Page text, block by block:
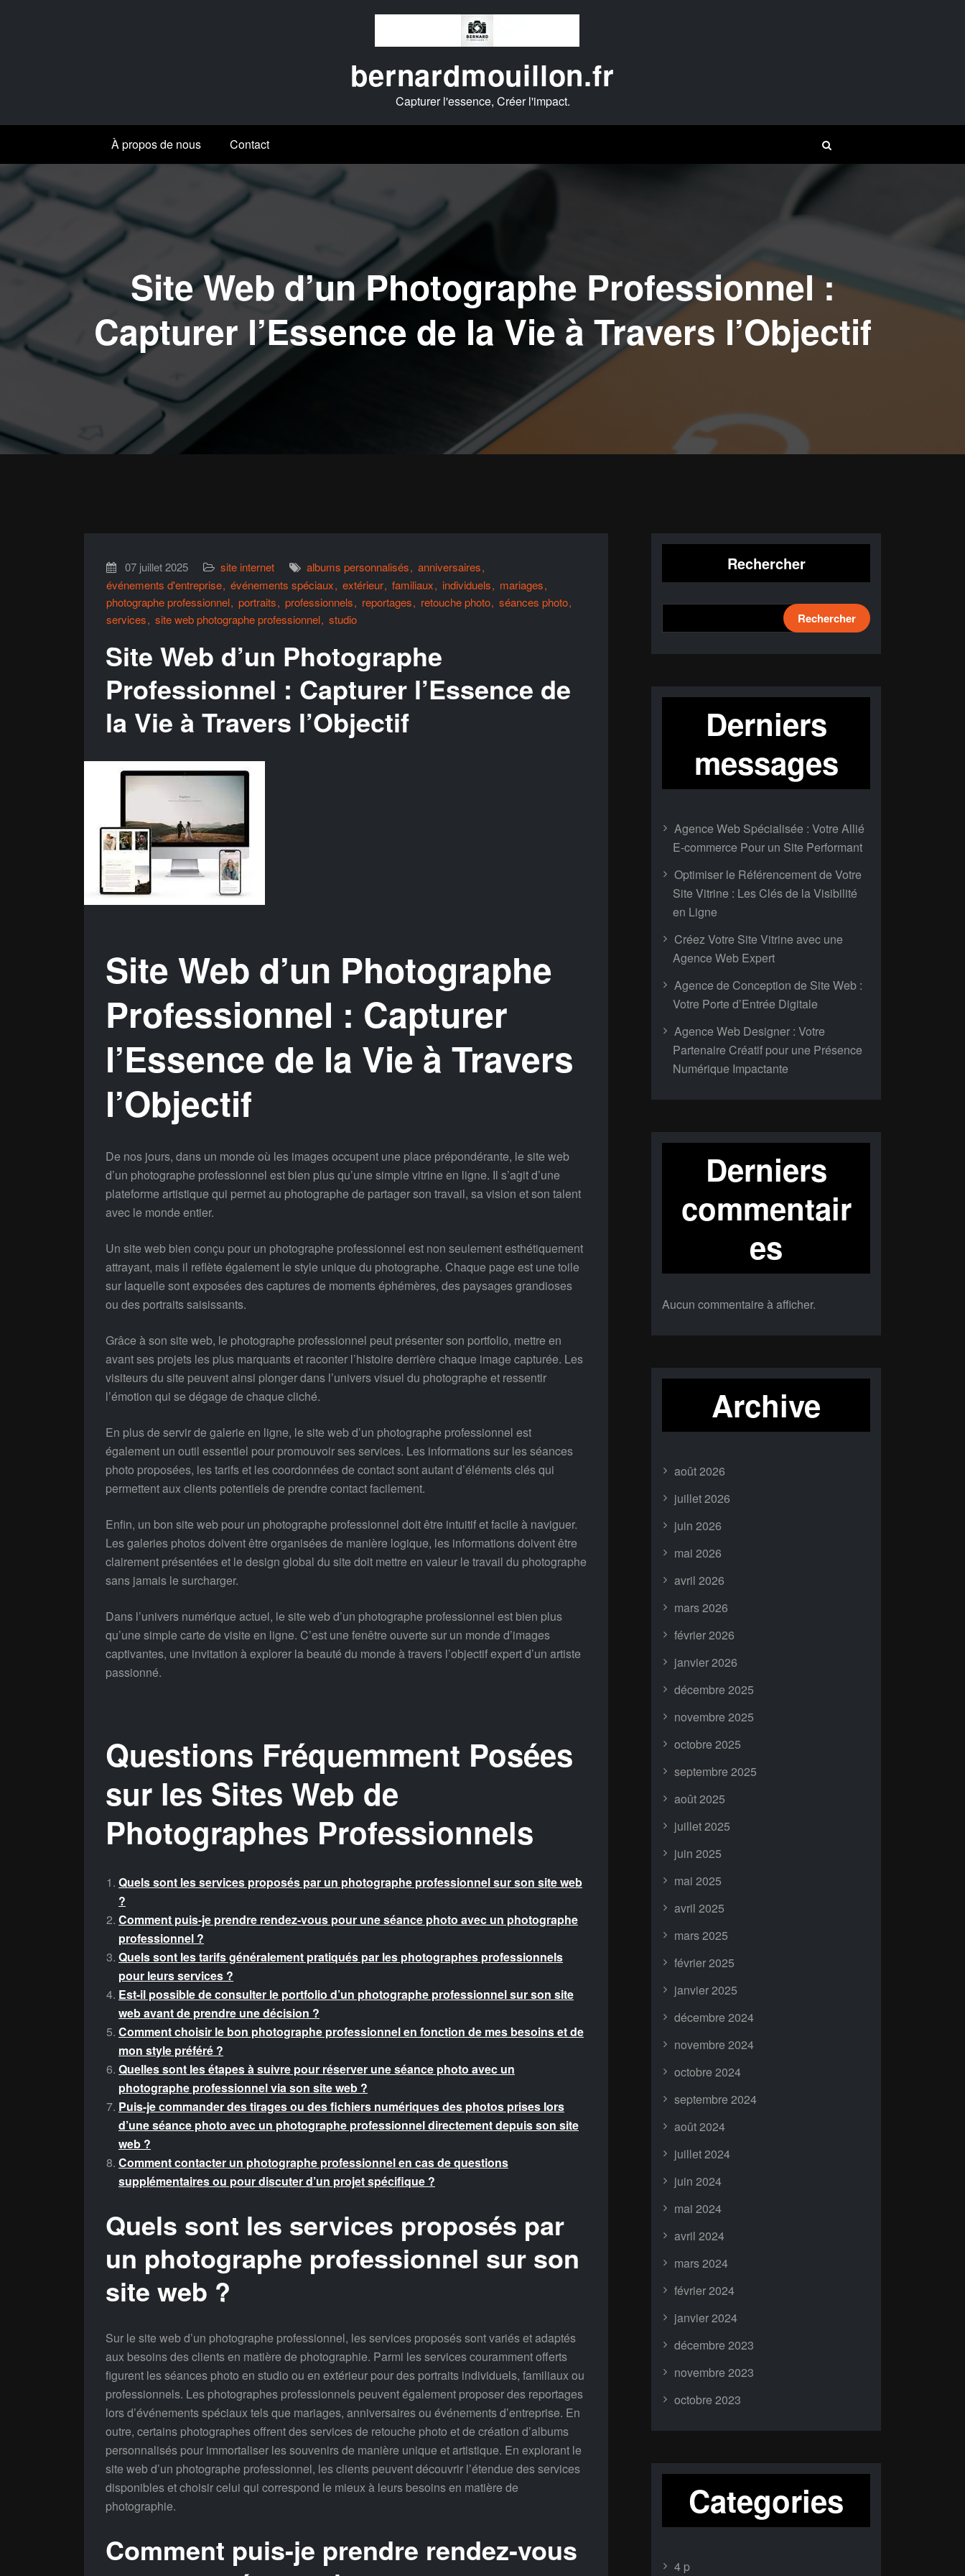
bernardmouillon.fr
Capturer l'essence, Créer l'impact.
À propos de nous Contact
Site Web d’un Photographe Professionnel :
Capturer l’Essence de la Vie à Travers l’Objectif
07 juillet 2025 site internet albums personnalisés
anniversaires
événements d'entreprise événements spéciaux extérieur familiaux individuels
mariages
photographe professionnel portraits professionnels reportages retouche photo séances photo
services
site web photographe professionnel studio
Site Web d’un Photographe
Professionnel : Capturer l’Essence de
la Vie à Travers l’Objectif
Site Web d’un Photographe
Professionnel : Capturer
l’Essence de la Vie à Travers
l’Objectif
De nos jours, dans un monde où les images occupent une place prépondérante, le site web
d’un photographe professionnel est bien plus qu’une simple vitrine en ligne. Il s’agit d’une
plateforme artistique qui permet au photographe de partager son travail, sa vision et son talent
avec le monde entier.
Un site web bien conçu pour un photographe professionnel est non seulement esthétiquement
attrayant, mais il reflète également le style unique du photographe. Chaque page est une toile
sur laquelle sont exposées des captures de moments éphémères, des paysages grandioses
ou des portraits saisissants.
Grâce à son site web, le photographe professionnel peut présenter son portfolio, mettre en
avant ses projets les plus marquants et raconter l’histoire derrière chaque image capturée. Les
visiteurs du site peuvent ainsi plonger dans l’univers visuel du photographe et ressentir
l’émotion qui se dégage de chaque cliché.
En plus de servir de galerie en ligne, le site web d’un photographe professionnel est
également un outil essentiel pour promouvoir ses services. Les informations sur les séances
photo proposées, les tarifs et les coordonnées de contact sont autant d’éléments clés qui
permettent aux clients potentiels de prendre contact facilement.
Enfin, un bon site web pour un photographe professionnel doit être intuitif et facile à naviguer.
Les galeries photos doivent être organisées de manière logique, les informations doivent être
clairement présentées et le design global du site doit mettre en valeur le travail du photographe
sans jamais le surcharger.
Dans l’univers numérique actuel, le site web d’un photographe professionnel est bien plus
qu’une simple carte de visite en ligne. C’est une fenêtre ouverte sur un monde d’images
captivantes, une invitation à explorer la beauté du monde à travers l’objectif expert d’un artiste
passionné.
Questions Fréquemment Posées
sur les Sites Web de
Photographes Professionnels
Quels sont les services proposés par un photographe professionnel sur son site web
?
Comment puis-je prendre rendez-vous pour une séance photo avec un photographe
professionnel ?
Quels sont les tarifs généralement pratiqués par les photographes professionnels
pour leurs services ?
Est-il possible de consulter le portfolio d’un photographe professionnel sur son site
web avant de prendre une décision ?
Comment choisir le bon photographe professionnel en fonction de mes besoins et de
mon style préféré ?
Quelles sont les étapes à suivre pour réserver une séance photo avec un
photographe professionnel via son site web ?
Puis-je commander des tirages ou des fichiers numériques des photos prises lors
d’une séance photo avec un photographe professionnel directement depuis son site
web ?
Comment contacter un photographe professionnel en cas de questions
supplémentaires ou pour discuter d’un projet spécifique ?
Quels sont les services proposés par
un photographe professionnel sur son
site web ?
Sur le site web d’un photographe professionnel, les services proposés sont variés et adaptés
aux besoins des clients en matière de photographie. Parmi les services couramment offerts
figurent les séances photo en studio ou en extérieur pour des portraits individuels, familiaux ou
professionnels. Les photographes professionnels peuvent également proposer des reportages
lors d’événements spéciaux tels que mariages, anniversaires ou événements d’entreprise. En
outre, certains photographes offrent des services de retouche photo et de création d’albums
personnalisés pour immortaliser les souvenirs de manière unique et artistique. En explorant le
site web d’un photographe professionnel, les clients peuvent découvrir l’étendue des services
disponibles et choisir celui qui correspond le mieux à leurs besoins en matière de
photographie.
Comment puis-je prendre rendez-vous
Rechercher
Rechercher
Derniers
messages
Agence Web Spécialisée : Votre Allié
E-commerce Pour un Site Performant
Optimiser le Référencement de Votre
Site Vitrine : Les Clés de la Visibilité
en Ligne
Créez Votre Site Vitrine avec une
Agence Web Expert
Agence de Conception de Site Web :
Votre Porte d’Entrée Digitale
Agence Web Designer : Votre
Partenaire Créatif pour une Présence
Numérique Impactante
Derniers
commentair
es
Aucun commentaire à afficher.
Archive
août 2026
juillet 2026
juin 2026
mai 2026
avril 2026
mars 2026
février 2026
janvier 2026
décembre 2025
novembre 2025
octobre 2025
septembre 2025
août 2025
juillet 2025
juin 2025
mai 2025
avril 2025
mars 2025
février 2025
janvier 2025
décembre 2024
novembre 2024
octobre 2024
septembre 2024
août 2024
juillet 2024
juin 2024
mai 2024
avril 2024
mars 2024
février 2024
janvier 2024
décembre 2023
novembre 2023
octobre 2023
Categories
4 p